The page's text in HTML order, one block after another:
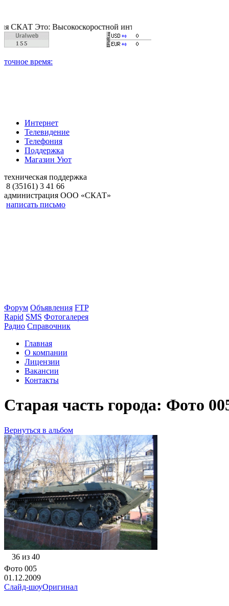
Это: Высокоскоростной интернет, качественное цифровое и
Интернет
Телевидение
Телефония
Поддержка
Магазин Уют
техническая поддержка
8 (35161) 3 41 66
администрация ООО «СКАТ»
написать письмо
Форум Объявления FTP
Rapid SMS Фотогалерея
Радио Справочник
Главная
О компании
Лицензии
Вакансии
Контакты
Старая часть города: Фото
Вернуться в альбом
36 из 40
Фото 005
01.12.2009
Слайд-шоуОригинал